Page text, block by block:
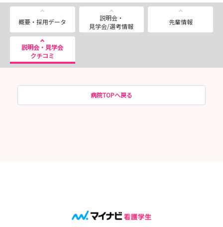
概要・採用データ
説明会・
見学会/選考情報
先輩情報
説明会・見学会
クチコミ
病院TOPへ戻る